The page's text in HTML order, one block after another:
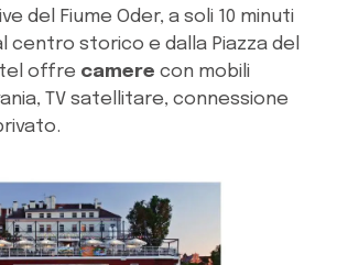
del Fiume Oder, a soli 10 minuti
centro storico e dalla Piazza del
offre camere con mobili
TV satellitare, connessione